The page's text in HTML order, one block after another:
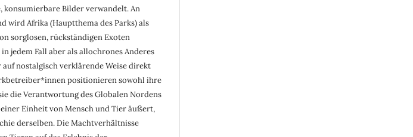
konsumierbare Bilder verwandelt. An
wird Afrika (Hauptthema des Parks) als
sorglosen, rückständigen Exoten
jedem Fall aber als allochrones Anderes
nostalgisch verklärende Weise direkt
positionieren sowohl ihre
die Verantwortung des Globalen Nordens
Einheit von Mensch und Tier äußert,
derselben. Die Machtverhältnisse